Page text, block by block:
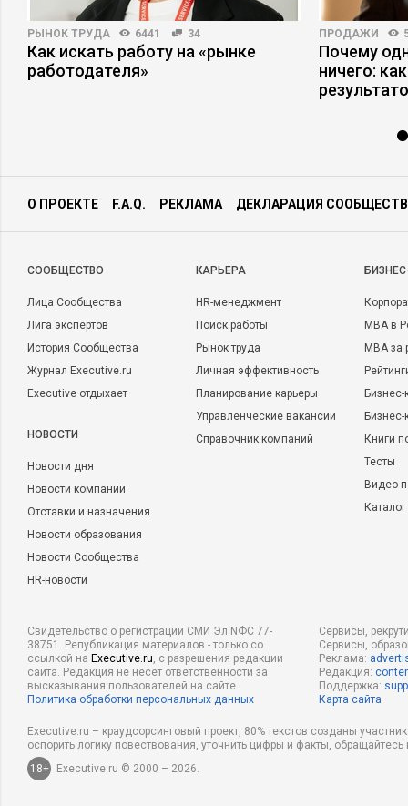
РЫНОК ТРУДА 6441 34
Как искать работу на «рынке
работодателя»
ПРОДАЖИ
Почему
ничего:
О ПРОЕКТЕ F.A.Q. РЕКЛАМА ДЕКЛАРАЦИЯ
CООБЩЕСТВО
Лица Сообщества
Лига экспертов
История Сообщества
Журнал Executive.ru
Executive отдыхает
НОВОСТИ
Новости дня
Новости компаний
Отставки и назначения
Новости образования
Новости Сообщества
HR-новости
КАРЬЕРА
HR-менеджмент
Поиск работы
Рынок труда
Личная эффективность
Планирование карьеры
Управленческие вакансии
Справочник компаний
MBA в
MBA
Бизнес-
Книги
Тесты
Видео
Свидетельство о регистрации СМИ Эл NФС 77-
38751. Републикация материалов - только со
ссылкой на Executive.ru, с разрешения редакции
сайта. Редакция не несет ответственности за
высказывания пользователей на сайте.
Политика обработки персональных данных
Сервисы,
Сервисы,
Реклама:
Редакция:
Поддержка:
Карта сайта
Executive.ru – краудсорсинговый проект, 80% текстов созданы
оспорить логику повествования, уточнить цифры и факты,
18+
Executive.ru © 2000 – 2026.